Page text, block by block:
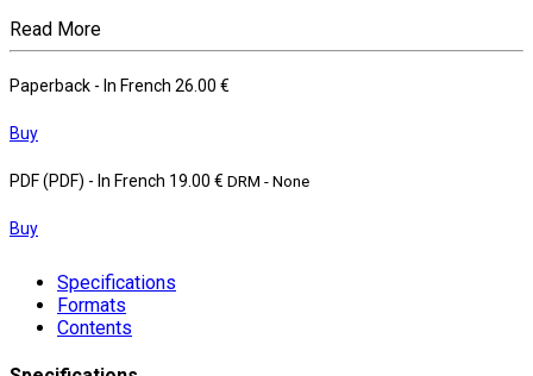
Read More
Paperback - In French 26.00 €
Buy
PDF (PDF) - In French 19.00 € DRM - None
Buy
Specifications
Formats
Contents